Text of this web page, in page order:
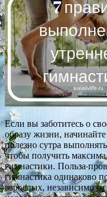
Если вы заботитесь о
образу жизни,
полезно сутра
чтобы получить
гимнастики. Польза
гимнастика одинаково
взрослых, независимо